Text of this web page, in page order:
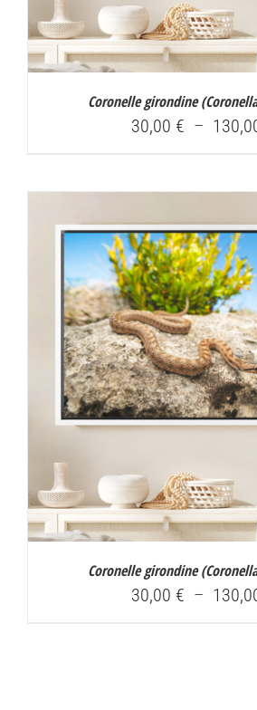
Coronelle girondine (
30,00 € –
Coronelle girondine (
30,00 € –